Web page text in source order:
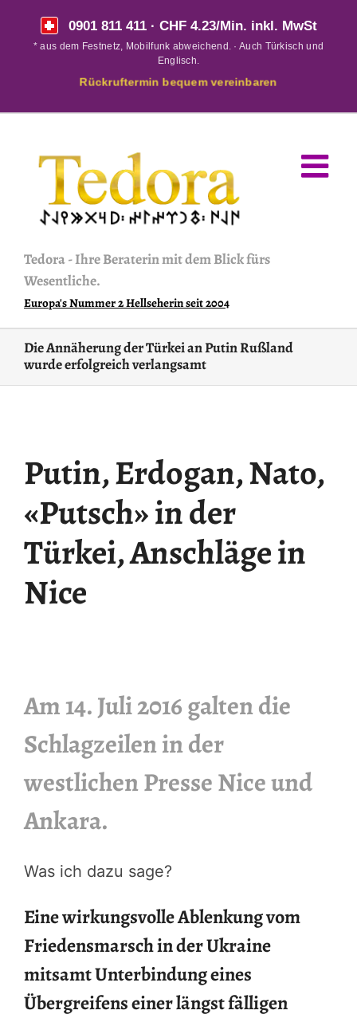
0901 811 411· CHF 4.23/Min. inkl. MwSt
* aus dem Festnetz, Mobilfunk abweichend. · Auch Türkisch und
Englisch.
Rückruftermin bequem vereinbaren
Tedora-Ihre Beraterin mit dem Blick fürs
Wesentliche.
Europa's Nummer 2 Hellseherin seit 2004
Die Annäherung der Türkei an Putin Rußland
wurde erfolgreich verlangsamt
Putin, Erdogan, Nato,
«Putsch» in der
Türkei, Anschläge in
Nice
Am 14. Juli 2016 galten die
Schlagzeilen in der
westlichen Presse Nice und
Ankara.
Was ich dazu sage?
Eine wirkungsvolle Ablenkung vom
Friedensmarsch in der Ukraine
mitsamt Unterbindung eines
Übergreifens einer längst fälligen